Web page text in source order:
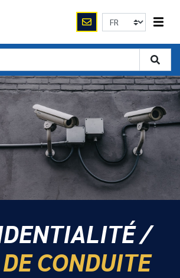
/
CONDUITE